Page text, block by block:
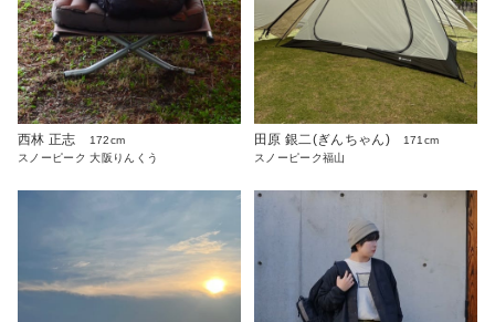
西林 正志
172cm
スノーピーク 大阪りんくう
田原 銀二(ぎんちゃん)
171cm
スノーピーク福山